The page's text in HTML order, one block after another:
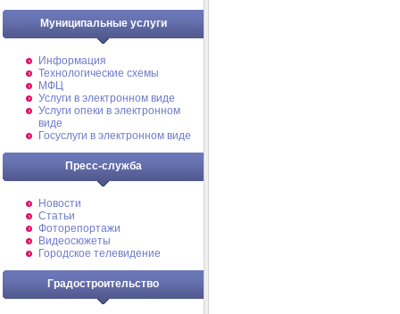
Муниципальные услуги
Информация
Технологические схемы
МФЦ
Услуги в электронном виде
Услуги опеки в электронном
виде
Госуслуги в электронном виде
Пресс-служба
Новости
Статьи
Фоторепортажи
Видеосюжеты
Городское телевидение
Градостроительство